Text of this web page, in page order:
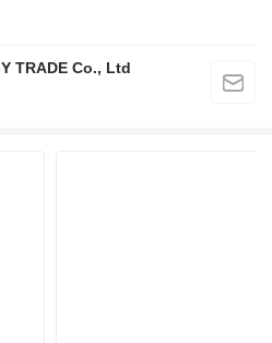
TRADE Co., Ltd